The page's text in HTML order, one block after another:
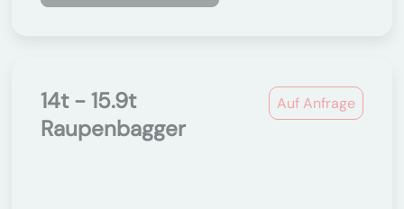
Auf Anfrage
14t - 15.9t
Raupenbagger